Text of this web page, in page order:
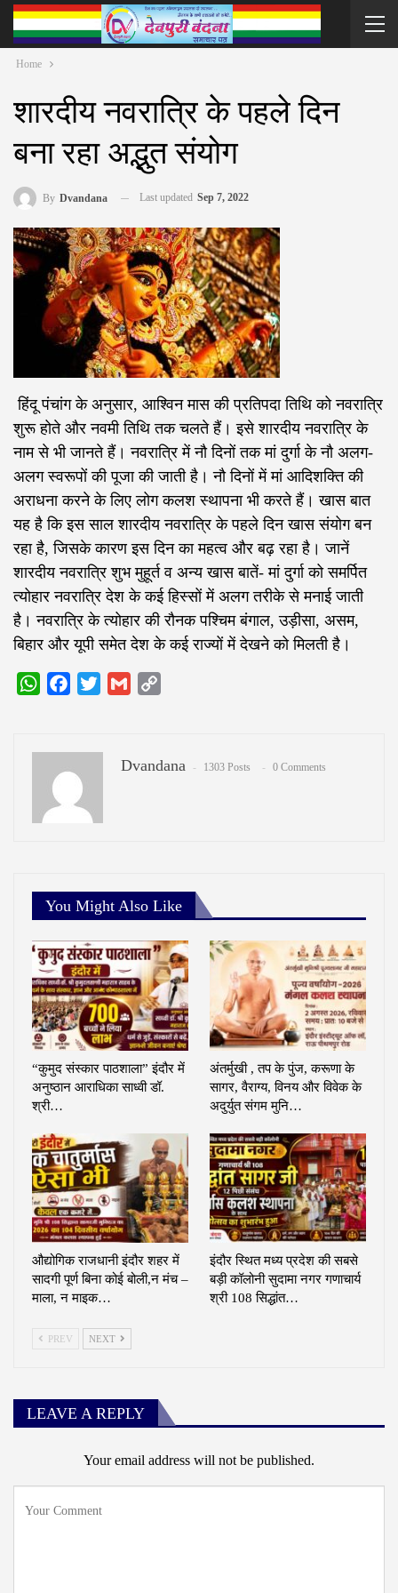
Home
शारदीय नवरात्रि के पहले दिन
बना रहा अद्भुत संयोग
By Dvandana Last updated Sep 7, 2022
हिंदू पंचांग के अनुसार, आश्विन मास की प्रतिपदा तिथि को नवरात्रि
शुरू होते और नवमी तिथि तक चलते हैं। इसे शारदीय नवरात्रि के
नाम से भी जानते हैं। नवरात्रि में नौ दिनों तक मां दुर्गा के नौ अलग-
अलग स्वरूपों की पूजा की जाती है। नौ दिनों में मां आदिशक्ति की
अराधना करने के लिए लोग कलश स्थापना भी करते हैं। खास बात
यह है कि इस साल शारदीय नवरात्रि के पहले दिन खास संयोग बन
रहा है, जिसके कारण इस दिन का महत्व और बढ़ रहा है। जानें
शारदीय नवरात्रि शुभ मुहूर्त व अन्य खास बातें- मां दुर्गा को समर्पित
त्योहार नवरात्रि देश के कई हिस्सों में अलग तरीके से मनाई जाती
है। नवरात्रि के त्योहार की रौनक पश्चिम बंगाल, उड़ीसा, असम,
बिहार और यूपी समेत देश के कई राज्यों में देखने को मिलती है।
WhatsAppFacebook
Twitter Gmail
Dvandana 1303 Posts 0 Comments
You Might Also Like
“कुमुद संस्कार पाठशाला” इंदौर में
अनुष्ठान आराधिका साध्वी डॉ.
श्री…
अंतर्मुखी , तप के पुंज, करूणा के
सागर, वैराग्य, विनय और विवेक के
अदुर्युत संगम मुनि…
औद्योगिक राजधानी इंदौर शहर में
सादगी पूर्ण बिना कोई बोली,न मंच –
माला, न माइक…
इंदौर स्थित मध्य प्रदेश की सबसे
बड़ी कॉलोनी सुदामा नगर गणाचार्य
श्री 108 सिद्धांत…
PREV NEXT
LEAVE A REPLY
Your email address will not be published.